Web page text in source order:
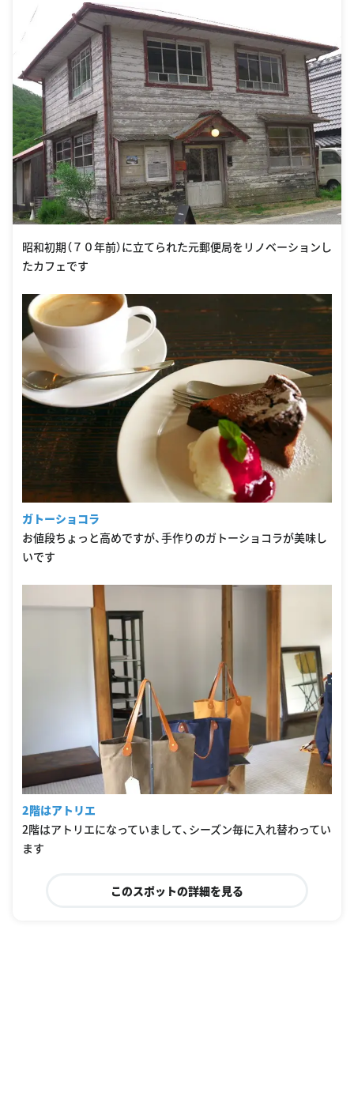
昭和初期（７０年前）に立てられた元郵便局をリノベーションし
たカフェです
ガトーショコラ
お値段ちょっと高めですが、手作りのガトーショコラが美味し
いです
2階はアトリエ
2階はアトリエになっていまして、シーズン毎に入れ替わってい
ます
このスポットの詳細を見る